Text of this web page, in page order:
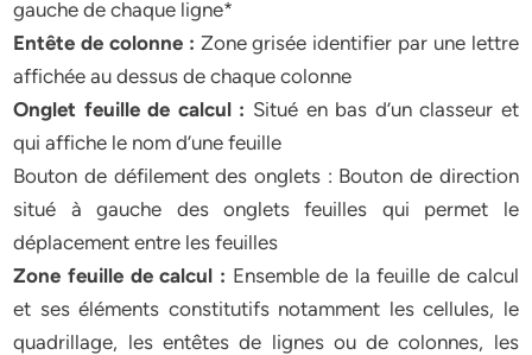
gauche de chaque ligne*
Entête de colonne : Zone grisée identifier par une lettre
affichée au dessus de chaque colonne
Onglet feuille de calcul : Situé en bas d’un classeur et
qui affiche le nom d’une feuille
Bouton de défilement des onglets : Bouton de direction
situé à gauche des onglets feuilles qui permet le
déplacement entre les feuilles
Zone feuille de calcul : Ensemble de la feuille de calcul
et ses éléments constitutifs notamment les cellules, le
quadrillage, les entêtes de lignes ou de colonnes, les